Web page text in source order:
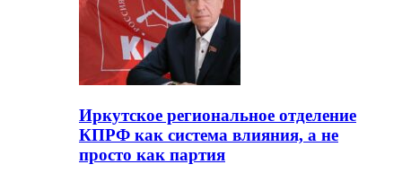
Иркутское региональное отделение
КПРФ как система влияния, а не
просто как партия